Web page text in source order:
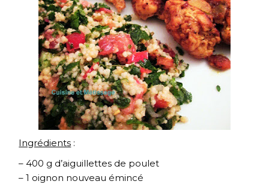
Ingrédients :
– 400 g d’aiguillettes de poulet
– 1 oignon nouveau émincé